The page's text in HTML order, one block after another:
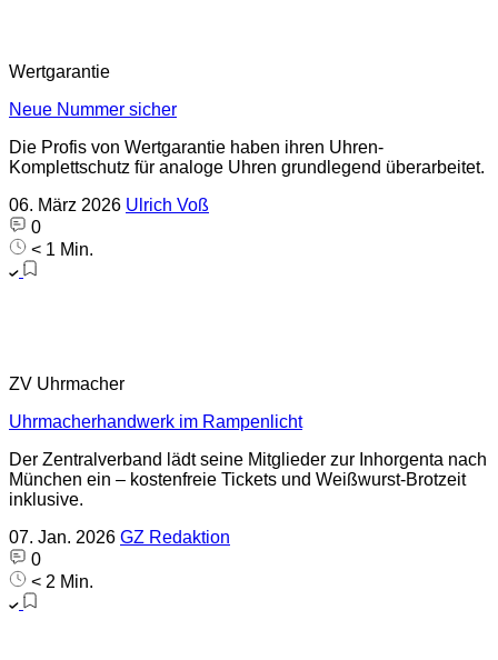
Wertgarantie
Neue Nummer sicher
Die Profis von Wertgarantie haben ihren Uhren-
Komplettschutz für analoge Uhren grundlegend überarbeitet.
06. März 2026 Ulrich Voß
0
< 1 Min.
ZV Uhrmacher
Uhrmacherhandwerk im Rampenlicht
Der Zentralverband lädt seine Mitglieder zur Inhorgenta nach
München ein – kostenfreie Tickets und Weißwurst-Brotzeit
inklusive.
07. Jan. 2026 GZ Redaktion
0
< 2 Min.